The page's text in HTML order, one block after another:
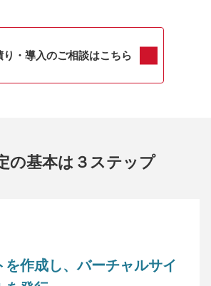
り・導入のご相談はこちら
の基本は３ステップ
を作成し、バーチャルサイ